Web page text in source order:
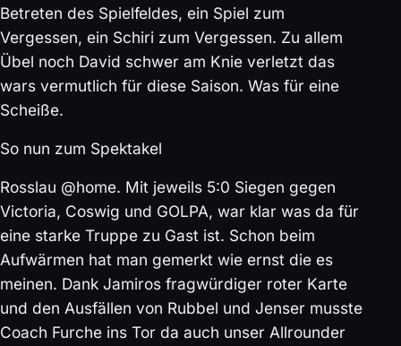
Betreten des Spielfeldes, ein Spiel zum
Vergessen, ein Schiri zum Vergessen. Zu allem
Übel noch David schwer am Knie verletzt das
wars vermutlich für diese Saison. Was für eine
Scheiße.
So nun zum Spektakel
Rosslau @home. Mit jeweils 5:0 Siegen gegen
Victoria, Coswig und GOLPA, war klar was da für
eine starke Truppe zu Gast ist. Schon beim
Aufwärmen hat man gemerkt wie ernst die es
meinen. Dank Jamiros fragwürdiger roter Karte
und den Ausfällen von Rubbel und Jenser musste
Coach Furche ins Tor da auch unser Allrounder